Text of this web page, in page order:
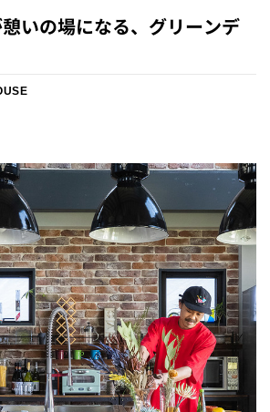
いの場になる、グリーンデ